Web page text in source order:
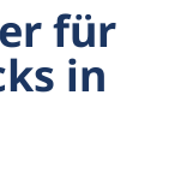
für
in